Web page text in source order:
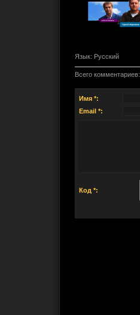
Язык: Русский
Всего комментариев:
Имя *:
Email *:
Код *: